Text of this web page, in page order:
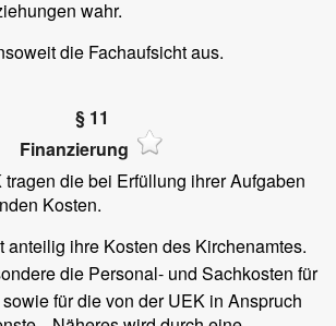
wahr.
die Fachaufsicht aus.
§ 11
Finanzierung
die bei Erfüllung ihrer Aufgaben
Kosten.
anteilig ihre Kosten des Kirchenamtes.
die Personal- und Sachkosten für
für die von der UEK in Anspruch